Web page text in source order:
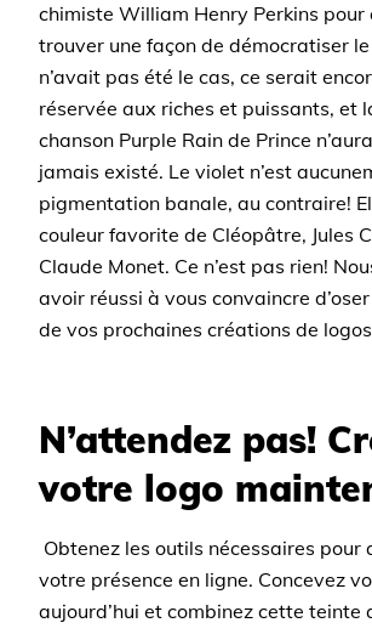
chimiste William Henry Perkins pour
trouver une façon de démocratiser
n’avait pas été le cas, ce serait
réservée aux riches et puissants, et
chanson Purple Rain de Prince
jamais existé. Le violet n’est
pigmentation banale, au contraire!
couleur favorite de Cléopâtre, Jules
Claude Monet. Ce n’est pas rien!
avoir réussi à vous convaincre
de vos prochaines créations de
N’attendez pas!
votre logo
Obtenez les outils nécessaires pour
votre présence en ligne. Concevez
aujourd’hui et combinez cette teinte